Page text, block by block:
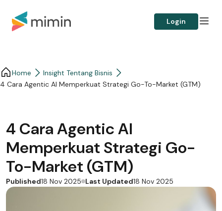
Login
Home
Insight Tentang Bisnis
4 Cara Agentic AI Memperkuat Strategi Go-To-Market (GTM)
4 Cara Agentic AI
Memperkuat Strategi Go-
To-Market (GTM)
Published18 Nov 2025 Last Updated18 Nov 2025